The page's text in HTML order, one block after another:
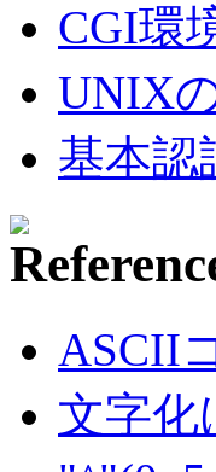
CGI環
UNIX
基本認
ASCII
文字化